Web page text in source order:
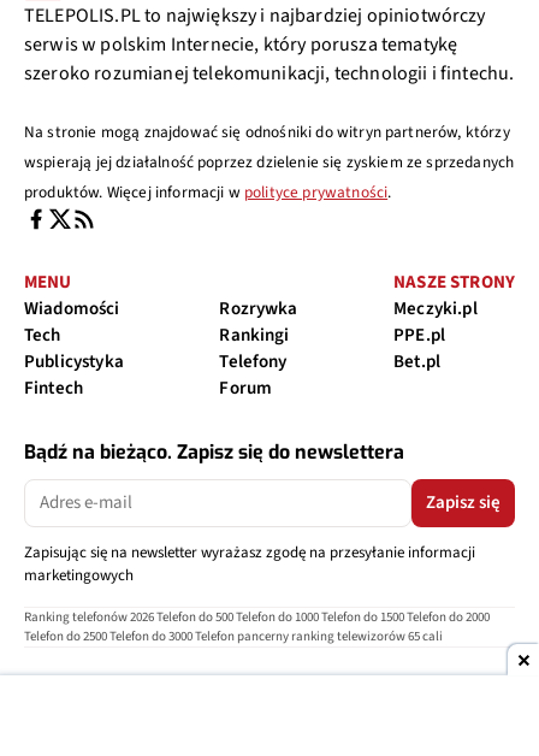
TELEPOLIS.PL to największy i najbardziej opiniotwórczy
serwis w polskim Internecie, który porusza tematykę
szeroko rozumianej telekomunikacji, technologii i fintechu.
Na stronie mogą znajdować się odnośniki do witryn partnerów, którzy
wspierają jej działalność poprzez dzielenie się zyskiem ze sprzedanych
produktów. Więcej informacji w polityce prywatności.
MENU
Wiadomości
Tech
Publicystyka
Fintech
Rozrywka
Rankingi
Telefony
Forum
NASZE STRONY
Meczyki.pl
PPE.pl
Bet.pl
Bądź na bieżąco. Zapisz się do newslettera
Zapisz się
Zapisując się na newsletter wyrażasz zgodę na przesyłanie informacji
marketingowych
Ranking telefonów 2026Telefon do 500Telefon do 1000Telefon do 1500Telefon do 2000
Telefon do 2500Telefon do 3000Telefon pancerny ranking telewizorów 65 cali